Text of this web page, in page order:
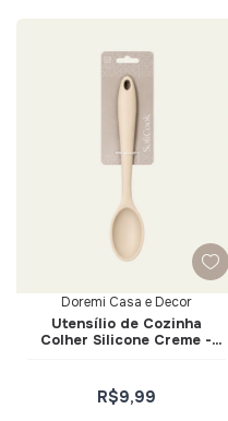
Doremi Casa e Decor
Utensílio de Cozinha
Colher Silicone Creme -
R$9,99